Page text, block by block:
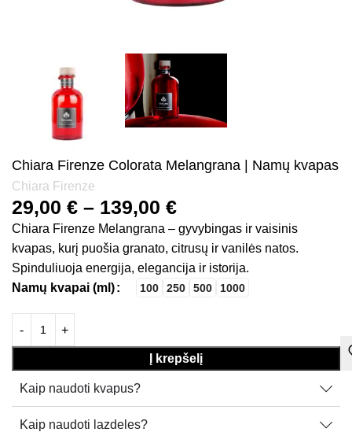
Chiara Firenze Colorata Melangrana | Namų kvapas
Chiara Firenze
29,00 € – 139,00 €
Chiara Firenze Melangrana – gyvybingas ir vaisinis
kvapas, kurį puošia granato, citrusų ir vanilės natos.
Spinduliuoja energija, elegancija ir istorija.
Namų kvapai (ml)
100 250 500 1000
Į krepšelį
Kaip naudoti kvapus?
Kaip naudoti lazdeles?